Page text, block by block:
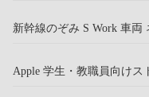
新幹線のぞみ S Work 車両
Apple 学生・教職員向け